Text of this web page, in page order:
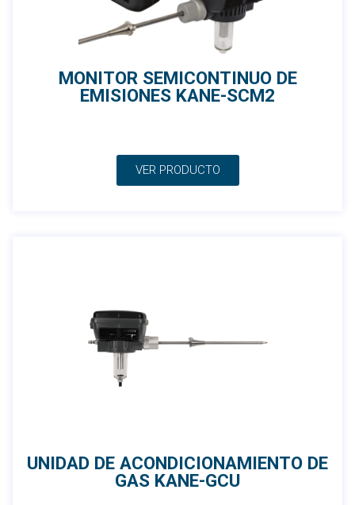
MONITOR SEMICONTINUO DE
EMISIONES KANE-SCM2
VER PRODUCTO
UNIDAD DE ACONDICIONAMIENTO DE
GAS KANE-GCU